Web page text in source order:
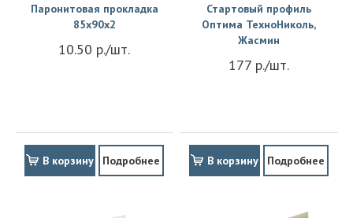
Паронитовая прокладка
85x90x2
10.50 р./шт.
В корзину Подробнее
Стартовый профиль
Оптима ТехноНиколь,
Жасмин
177 р./шт.
В корзину Подробнее